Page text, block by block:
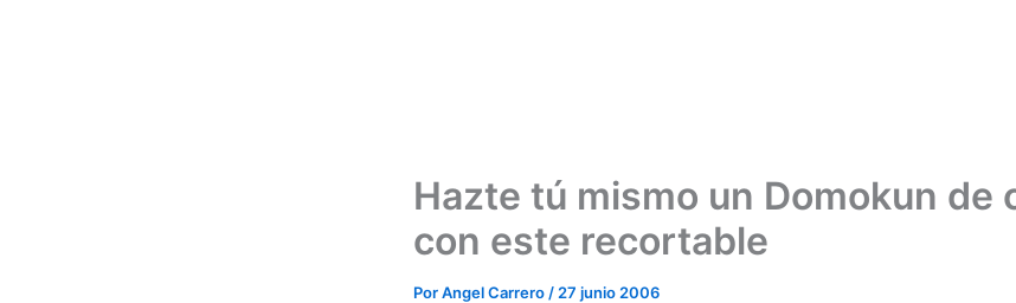
Hazte tú mismo un Domokun de
con este recortable
PorAngel Carrero / 27 junio 2006